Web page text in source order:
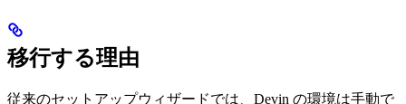
移行する理由
従来のセットアップウィザードでは、Devin の環境は手動で